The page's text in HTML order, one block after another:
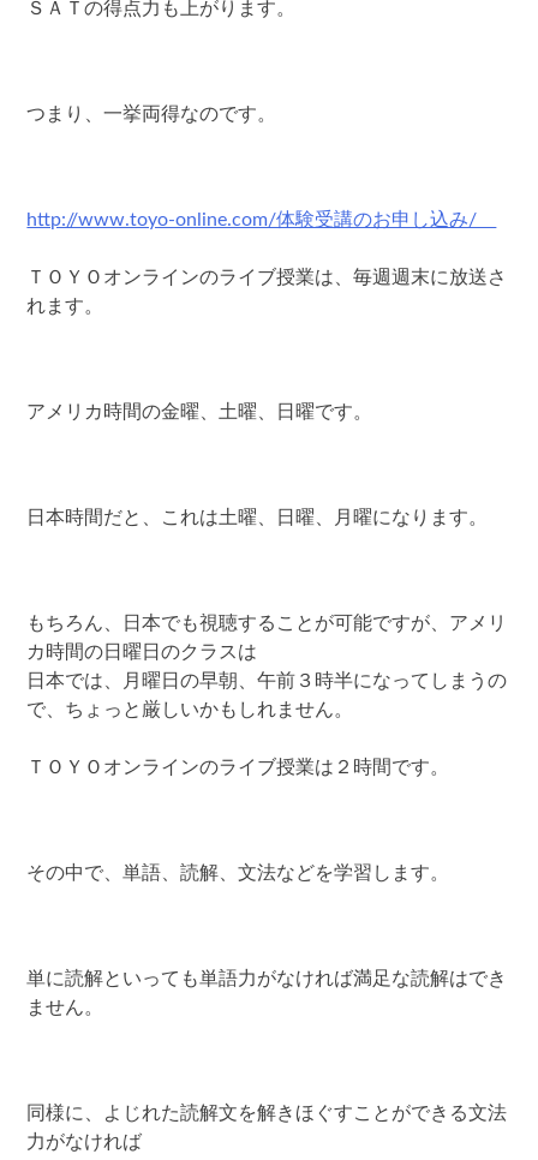
ＳＡＴの得点力も上がります。
つまり、一挙両得なのです。
http://www.toyo-online.com/体験受講のお申し込み/
ＴＯＹＯオンラインのライブ授業は、毎週週末に放送さ
れます。
アメリカ時間の金曜、土曜、日曜です。
日本時間だと、これは土曜、日曜、月曜になります。
もちろん、日本でも視聴することが可能ですが、アメリ
カ時間の日曜日のクラスは
日本では、月曜日の早朝、午前３時半になってしまうの
で、ちょっと厳しいかもしれません。
ＴＯＹＯオンラインのライブ授業は２時間です。
その中で、単語、読解、文法などを学習します。
単に読解といっても単語力がなければ満足な読解はでき
ません。
同様に、よじれた読解文を解きほぐすことができる文法
力がなければ